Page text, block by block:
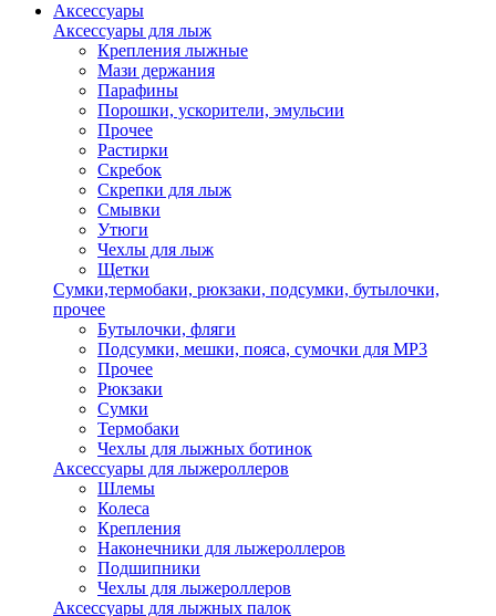
Аксессуары
Аксессуары для лыж
Крепления лыжные
Мази держания
Парафины
Порошки, ускорители, эмульсии
Прочее
Растирки
Скребок
Скрепки для лыж
Смывки
Утюги
Чехлы для лыж
Щетки
Сумки,термобаки, рюкзаки, подсумки, бутылочки,
прочее
Бутылочки, фляги
Подсумки, мешки, пояса, сумочки для MP3
Прочее
Рюкзаки
Сумки
Термобаки
Чехлы для лыжных ботинок
Аксессуары для лыжероллеров
Шлемы
Колеса
Крепления
Наконечники для лыжероллеров
Подшипники
Чехлы для лыжероллеров
Аксессуары для лыжных палок